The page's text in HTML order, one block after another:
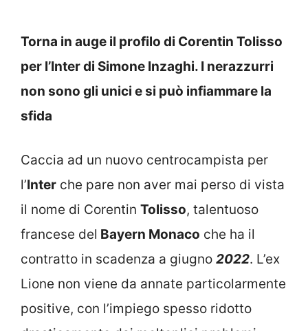
Torna in auge il profilo di Corentin Tolisso
per l’Inter di Simone Inzaghi. I nerazzurri
non sono gli unici e si può infiammare la
sfida
Caccia ad un nuovo centrocampista per
l’Inter che pare non aver mai perso di vista
il nome di Corentin Tolisso, talentuoso
francese del Bayern Monaco che ha il
contratto in scadenza a giugno 2022. L’ex
Lione non viene da annate particolarmente
positive, con l’impiego spesso ridotto